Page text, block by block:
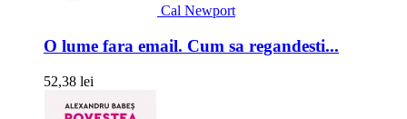
Cal Newport
O lume fara email. Cum sa regandesti...
52,38 lei